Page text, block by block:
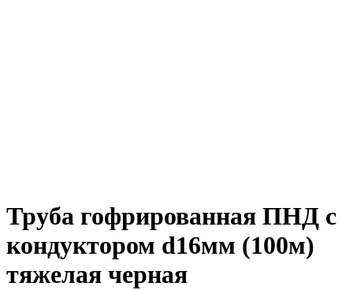
Труба гофрированная ПНД с
кондуктором d16мм (100м)
тяжелая черная